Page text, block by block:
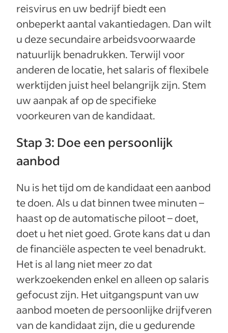
reisvirus en uw bedrijf biedt een
onbeperkt aantal vakantiedagen. Dan wilt
u deze secundaire arbeidsvoorwaarde
natuurlijk benadrukken. Terwijl voor
anderen de locatie, het salaris of flexibele
werktijden juist heel belangrijk zijn. Stem
uw aanpak af op de specifieke
voorkeuren van de kandidaat.
Stap 3: Doe een persoonlijk
aanbod
Nu is het tijd om de kandidaat een aanbod
te doen. Als u dat binnen twee minuten –
haast op de automatische piloot – doet,
doet u het niet goed. Grote kans dat u dan
de financiële aspecten te veel benadrukt.
Het is al lang niet meer zo dat
werkzoekenden enkel en alleen op salaris
gefocust zijn. Het uitgangspunt van uw
aanbod moeten de persoonlijke drijfveren
van de kandidaat zijn, die u gedurende